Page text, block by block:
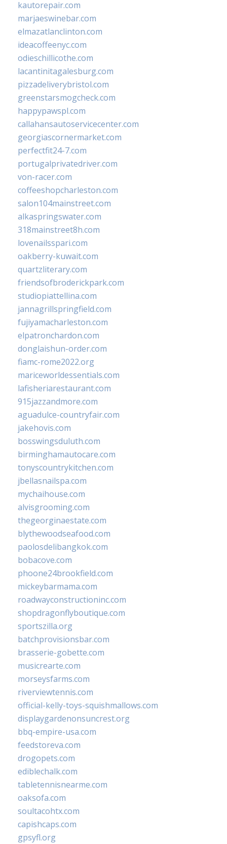
kautorepair.com
marjaeswinebar.com
elmazatlanclinton.com
ideacoffeenyc.com
odieschillicothe.com
lacantinitagalesburg.com
pizzadeliverybristol.com
greenstarsmogcheck.com
happypawspl.com
callahansautoservicecenter.com
georgiascornermarket.com
perfectfit24-7.com
portugalprivatedriver.com
von-racer.com
coffeeshopcharleston.com
salon104mainstreet.com
alkaspringswater.com
318mainstreet8h.com
lovenailsspari.com
oakberry-kuwait.com
quartzliterary.com
friendsofbroderickpark.com
studiopiattellina.com
jannagrillspringfield.com
fujiyamacharleston.com
elpatronchardon.com
donglaishun-order.com
fiamc-rome2022.org
mariceworldessentials.com
lafisheriarestaurant.com
915jazzandmore.com
aguadulce-countryfair.com
jakehovis.com
bosswingsduluth.com
birminghamautocare.com
tonyscountrykitchen.com
jbellasnailspa.com
mychaihouse.com
alvisgrooming.com
thegeorginaestate.com
blythewoodseafood.com
paolosdelibangkok.com
bobacove.com
phoone24brookfield.com
mickeybarmama.com
roadwayconstructioninc.com
shopdragonflyboutique.com
sportszilla.org
batchprovisionsbar.com
brasserie-gobette.com
musicrearte.com
morseysfarms.com
riverviewtennis.com
official-kelly-toys-squishmallows.com
displaygardenonsuncrest.org
bbq-empire-usa.com
feedstoreva.com
drogopets.com
ediblechalk.com
tabletennisnearme.com
oaksofa.com
soultacohtx.com
capishcaps.com
gpsyfl.org